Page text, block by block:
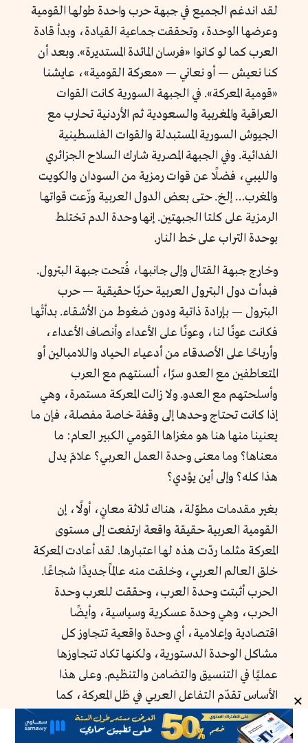
لقد اندغم الجميع في جبهة حرب واحدة طولها القومية
وعرضها الوحدة، وتحققت جماعية القيادة، وبدأ قادة
العرب كما لو كانوا «فرسان المائدة المستديرة». وبعد أن
كنا نعيش — أو نعاني — «معركة القومية»، عايشنا
«قومية المعركة». في الجبهة السورية كانت القوات
العراقية والمغربية والسعودية ثم الأردنية تحارب مع
الجيوش السورية المستبدلة والقوات الفلسطينية
الفدائية. وفي الجبهة المصرية شارك السلاح الجزائري
والليبي، فضلًا عن قوات رمزية من السودان والكويت
والمغرب… إلخ. حتى بعض الدول العربية وزّعت قواتها
الرمزية على كلتا الجبهتين. إنها وحدة الدم تختلط
بوحدة التراب على خط النار.
وخارج جبهة القتال وإلى جانبها، فُتحت جبهة البترول.
فبدأت دول البترول العربية حربًا حقيقية — حرب
البترول — بإرادة ذاتية ودون ضغوط من الأشقاء. بدأتْها
فكانت عونًا لنا، وعونًا على الأعداء وأنصاف الأعداء،
وأرباحًا على الأصدقاء من أدعياء الحياد واللامبالين أو
المتعاطفين مع العدو سرًا، ألسنتهم مع العرب
وأسلحتهم مع العدو. ولا زالت المعركة مستمرة، وهي
إذا كانت تحتاج وحدها إلى وقفة خاصة مفصلة، فإن ما
يعنينا منها هنا هو مغزاها القومي الكبير العام: ما
معناها؟ وما معنى وحدة العمل العربي؟ علامَ يدل
هذا كله؟ وإلى أين يؤدي؟
بغير مقدمات مطوّلة، هناك ثلاثة معانٍ، أولًا، إن
القومية العربية حقيقة واقعة ارتفعت إلى مستوى
المعركة مثلما ردّت هذه لها اعتبارها. لقد أعادت المعركة
خلق العالم العربي، وخلقت منه عالمًا جديدًا شجاعًا.
الحرب أثبتت وحدة العرب، وحققت للعرب وحدة
الحرب، وهي وحدة عسكرية وسياسية، وأيضًا
اقتصادية وإعلامية، أي وحدة واقعية تتجاوز كل
مشاكل الوحدة الدستورية، ولكنها تكاد تتجاوزها
عمليًا في التنسيق والتضامن والتنظيم. وعلى هذا
الأساس تقدّم التفاعل العربي في ظل المعركة، كما
لوحظ: من وفاق عربي إلى تضامن عربي إلى وحدة
عربية. ومن بين الكل خرجت القوة الذاتية العربية،
×